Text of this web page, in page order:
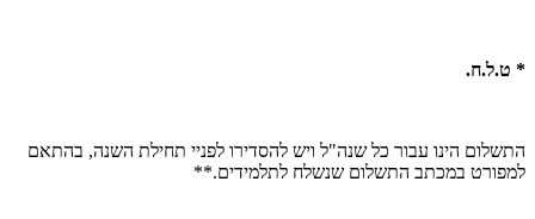
* ט.ל.ח.
התשלום הינו עבור כל שנה"ל ויש להסדירו לפניי תחילת השנה, בהתאם
למפורט במכתב התשלום שנשלח לתלמידים.**